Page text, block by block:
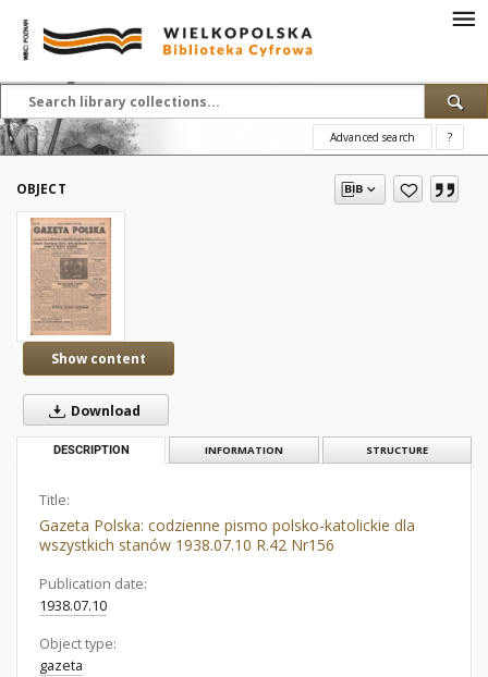
Advanced search ?
OBJECT
Show content
Download
DESCRIPTION INFORMATION STRUCTURE
Title:
Gazeta Polska: codzienne pismo polsko-katolickie dla
wszystkich stanów 1938.07.10 R.42 Nr156
Publication date:
1938.07.10
Object type:
gazeta